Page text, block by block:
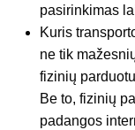
pasirinkimas
Kuris
ne tik
fizinių
Be to, fizinių
padangos